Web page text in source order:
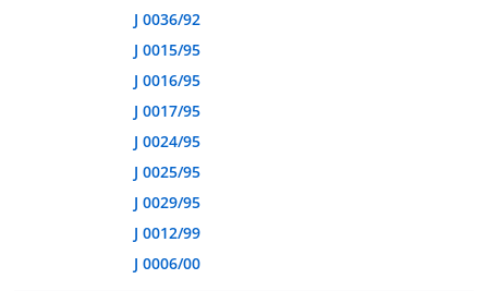
J 0036/92
J 0015/95
J 0016/95
J 0017/95
J 0024/95
J 0025/95
J 0029/95
J 0012/99
J 0006/00